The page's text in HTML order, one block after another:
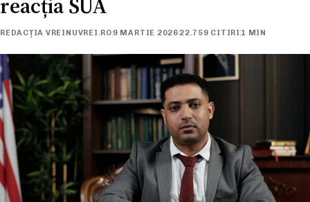
reacția SUA
REDACȚIA VREINUVREI.RO 9 MARTIE 2026 22.759 CITIRI 1 MIN